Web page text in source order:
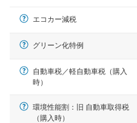
エコカー減税
グリーン化特例
自動車税／軽自動車税（購入
時）
環境性能割：旧 自動車取得税
（購入時）